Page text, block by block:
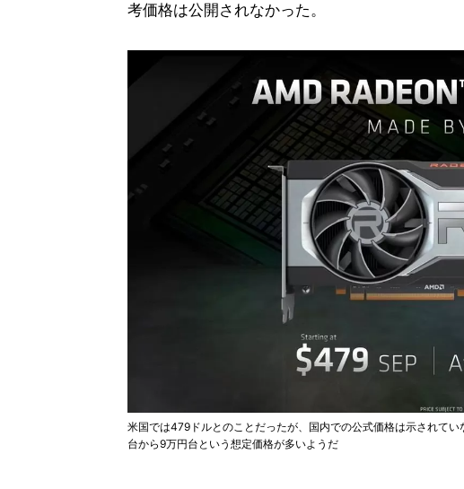
考価格は公開されなかった。
米国では479ドルとのことだったが、国内での公式価格は示されて
台から9万円台という想定価格が多いようだ